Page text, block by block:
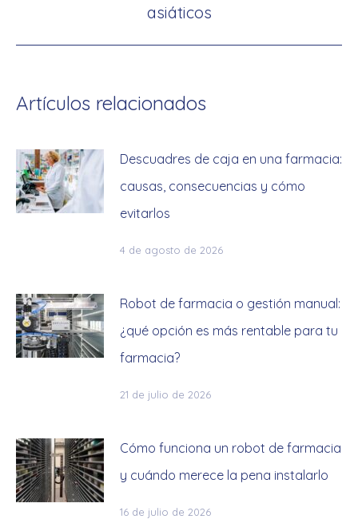
siguiente:
asiáticos
Artículos relacionados
Descuadres de caja en una farmacia:
causas, consecuencias y cómo
evitarlos
4 de agosto de 2026
Robot de farmacia o gestión manual:
¿qué opción es más rentable para tu
farmacia?
21 de julio de 2026
Cómo funciona un robot de farmacia
y cuándo merece la pena instalarlo
16 de julio de 2026